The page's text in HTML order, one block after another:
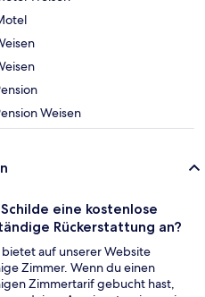
Weisen
eine kostenlose
Rückerstattung an?
auf unserer Website
Zimmer. Wenn du einen
Zimmertarif gebucht hast,